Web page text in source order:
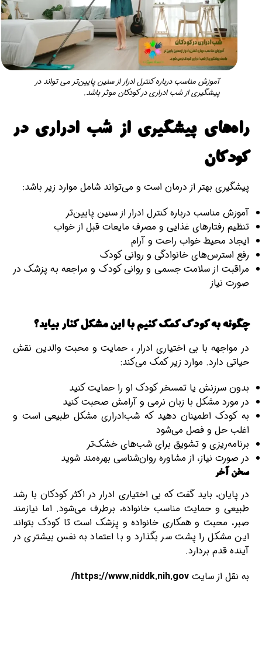
آموزش مناسب درباره کنترل ادرار از سنین پایین‌تر می تواند در
پیشگیری از شب ادراری در کودکان موثر باشد.
راه‌های پیشگیری از شب ادراری در
کودکان
پیشگیری بهتر از درمان است و می‌تواند شامل موارد زیر باشد:
آموزش مناسب درباره کنترل ادرار از سنین پایین‌تر
تنظیم رفتارهای غذایی و مصرف مایعات قبل از خواب
ایجاد محیط خواب راحت و آرام
رفع استرس‌های خانوادگی و روانی کودک
مراقبت از سلامت جسمی و روانی کودک و مراجعه به پزشک در
صورت نیاز
چگونه به کودک کمک کنیم با این مشکل کنار بیاید؟
در مواجهه با بی اختیاری ادرار ، حمایت و محبت والدین نقش
حیاتی دارد. موارد زیر کمک می‌کند:
بدون سرزنش یا تمسخر کودک او را حمایت کنید
در مورد مشکل با زبان نرمی و آرامش صحبت کنید
به کودک اطمینان دهید که شب‌ادراری مشکل طبیعی است و
اغلب حل‌ و فصل می‌شود
برنامه‌ریزی و تشویق برای شب‌های خشک‌تر
در صورت نیاز، از مشاوره روان‌شناسی بهره‌مند شوید
سخن آخر
در پایان، باید گفت که بی اختیاری ادرار در اکثر کودکان با رشد
طبیعی و حمایت مناسب خانواده، برطرف می‌شود. اما نیازمند
صبر، محبت و همکاری خانواده و پزشک است تا کودک بتواند
این مشکل را پشت سر بگذارد و با اعتماد به نفس بیشتری در
آینده قدم بردارد.
به نقل از سایتhttps://www.niddk.nih.gov/